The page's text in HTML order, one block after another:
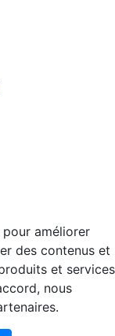
améliorer
des contenus et
et services
nous